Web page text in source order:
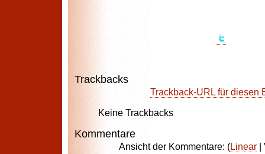
Trackbacks
Trackback-URL für diesen
Keine Trackbacks
Kommentare
Ansicht der Kommentare: (Linear|